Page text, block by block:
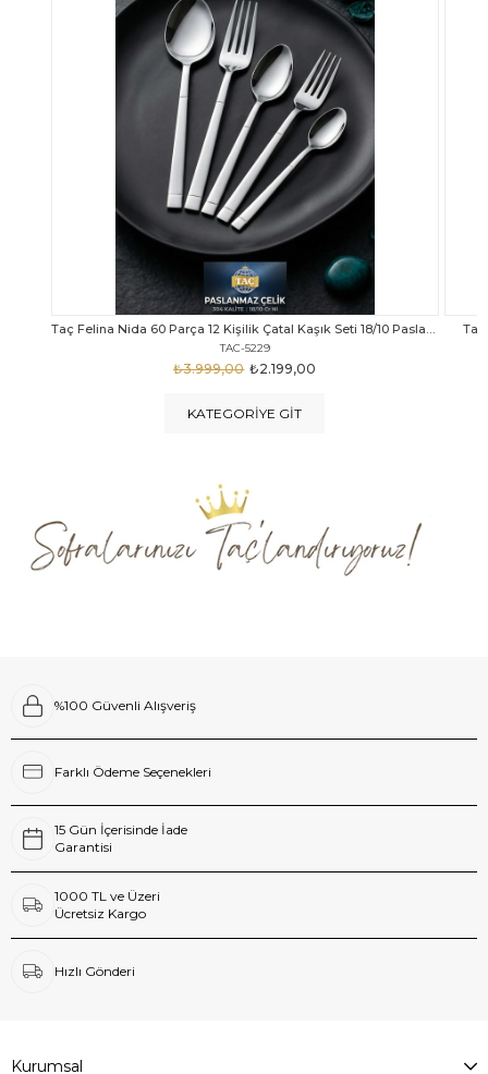
Taç Calista Tivoli 72 Parça 12 Kişilik Çatal Kaşık Bıçak Seti
TAC-5040
₺2.999,00
₺4.289,00
Taç
KATEGORIYE GIT
%100 Güvenli Alışveriş
Farklı Ödeme Seçenekleri
15 Gün İçerisinde İade
Garantisi
1000 TL ve Üzeri
Ücretsiz Kargo
Hızlı Gönderi
Kurumsal